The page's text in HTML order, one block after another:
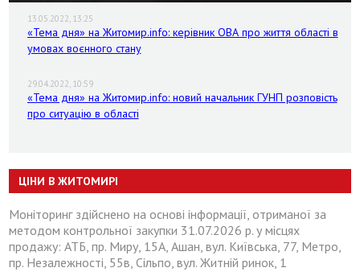
13.05.2022, 13:25
«Тема дня» на Житомир.info: керівник ОВА про життя області в
умовах воєнного стану
29.04.2022, 10:59
«Тема дня» на Житомир.info: новий начальник ГУНП розповість
про ситуацію в області
ЦІНИ В ЖИТОМИРІ
Моніторинг здійснено на основі інформації, отриманої за
методом контрольної закупки 31.07.2026 р. у місцях
продажу: АТБ, пр. Миру, 15А, Ашан, вул. Київська, 77, Метро,
пр. Незалежності, 55в, Сільпо, вул. Житній ринок, 1